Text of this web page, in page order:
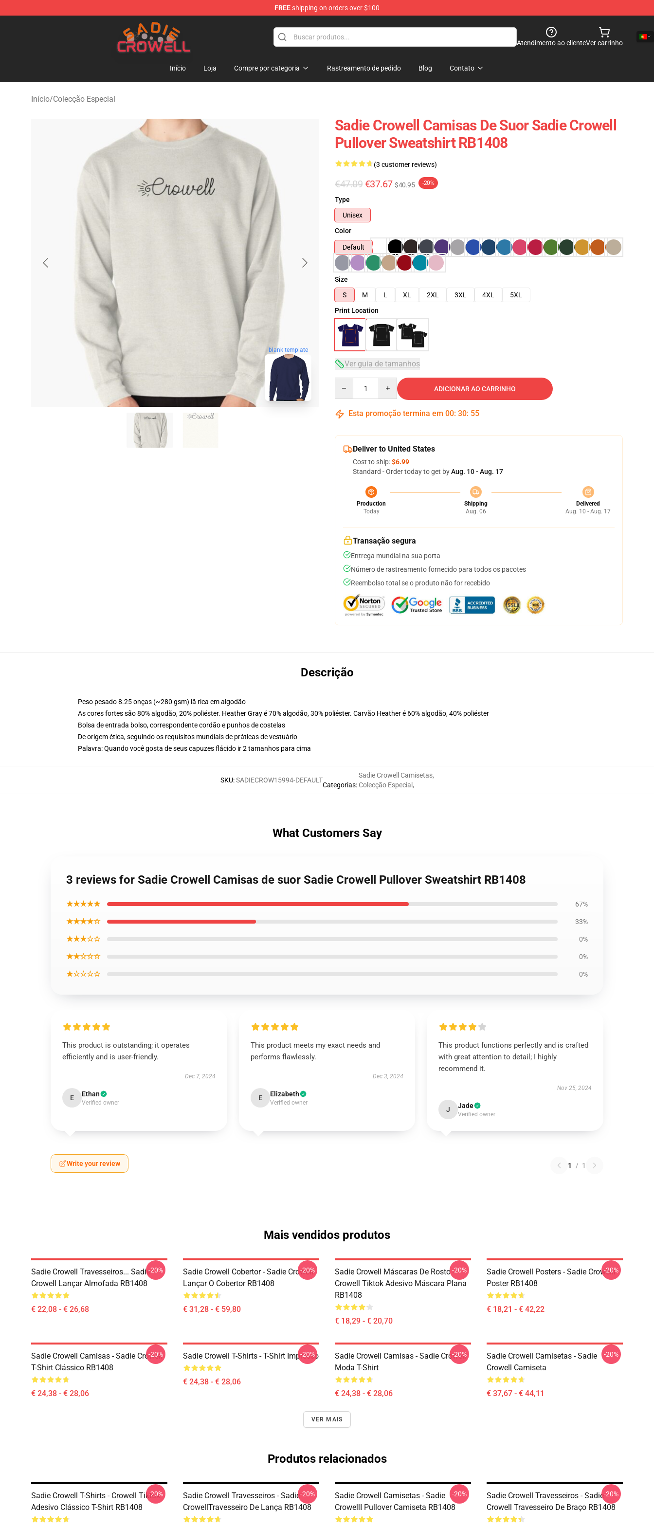
FREEshipping on orders over $100
Sadie Crowell Store - Official Sadie Crowell Merchandise Shop
Atendimento ao clienteVer carrinho
Início Loja Compre por categoria Rastreamento de pedido Blog Contato
Início/Colecção Especial
blank template
Sadie Crowell Camisas De Suor Sadie Crowell
Pullover Sweatshirt RB1408
(3 customer reviews)
€47.09 €37.67 $40.95 -20%
Type
Unisex
Color
Default
Size
S
M L XL 2XL 3XL 4XL
5XL
Print Location
Ver guia de tamanhos
ADICIONAR AO CARRINHO
Esta promoção termina em 00: 30: 54
Deliver to United States
Cost to ship:$6.99
Standard - Order today to get byAug. 10 - Aug. 17
Production
Today
Shipping
Aug. 06
Delivered
Aug. 10 - Aug. 17
Transação segura
Entrega mundial na sua porta
Número de rastreamento fornecido para todos os pacotes
Reembolso total se o produto não for recebido
Descrição
Peso pesado 8.25 onças (~280 gsm) lã rica em algodão
As cores fortes são 80% algodão, 20% poliéster. Heather Gray é 70% algodão, 30% poliéster. Carvão Heather é 60% algodão, 40% poliéster
Bolsa de entrada bolso, correspondente cordão e punhos de costelas
De origem ética, seguindo os requisitos mundiais de práticas de vestuário
Palavra: Quando você gosta de seus capuzes flácido ir 2 tamanhos para cima
SKU:SADIECROW15994-DEFAULT
Categorias:
Sadie Crowell Camisetas,
Colecção Especial ,
What Customers Say
3 reviews for Sadie Crowell Camisas de suor Sadie Crowell Pullover Sweatshirt RB1408
★★★★★ 67%
★★★★☆ 33%
★★★☆☆ 0%
★★☆☆☆ 0%
★☆☆☆☆ 0%
This product is outstanding; it operates
efficiently and is user-friendly.
Dec 7, 2024
E Ethan
Verified owner
This product meets my exact needs and
performs flawlessly.
Dec 3, 2024
E Elizabeth
Verified owner
This product functions perfectly and is crafted
with great attention to detail; I highly
recommend it.
Nov 25, 2024
J Jade
Verified owner
Write your review 1 / 1
Mais vendidos produtos
Sadie Crowell Travesseiros... Sadie
Crowell Lançar Almofada RB1408
€ 22,08 - € 26,68
-20%
Sadie Crowell Cobertor - Sadie Crowell
Lançar O Cobertor RB1408
€ 31,28 - € 59,80
-20%
Sadie Crowell Máscaras De Rosto -
Crowell Tiktok Adesivo Máscara Plana
RB1408
€ 18,29 - € 20,70
-20%
Sadie Crowell Posters - Sadie Crowelll
Poster RB1408
€ 18,21 - € 42,22
-20%
Sadie Crowell Camisas - Sadie Crowell
T-Shirt Clássico RB1408
€ 24,38 - € 28,06
-20% Sadie Crowell T-Shirts - T-Shirt Impresso
€ 24,38 - € 28,06
-20%
Sadie Crowell Camisas - Sadie Crowell
Moda T-Shirt
€ 24,38 - € 28,06
-20%
Sadie Crowell Camisetas - Sadie
Crowell Camiseta
€ 37,67 - € 44,11
-20%
VER MAIS
Produtos relacionados
Sadie Crowell T-Shirts - Crowell Tiktok
Adesivo Clássico T-Shirt RB1408
-20%
Sadie Crowell Travesseiros - Sadie
CrowellTravesseiro De Lança RB1408
-20%
Sadie Crowell Camisetas - Sadie
CrowellI Pullover Camiseta RB1408
-20%
Sadie Crowell Travesseiros - Sadie
Crowell Travesseiro De Braço RB1408
-20%